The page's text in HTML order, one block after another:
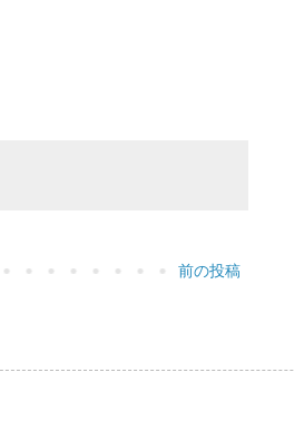
前の投稿